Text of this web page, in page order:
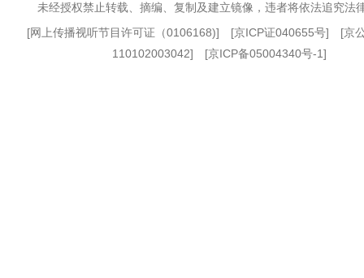
未经授权禁止转载、摘编、复制及建立镜像，违者将依法追究法
[网上传播视听节目许可证（0106168)] [京ICP证040655号] [京
110102003042] [京ICP备05004340号-1]